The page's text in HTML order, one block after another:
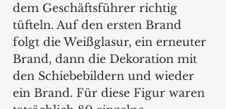
dem Geschäftsführer richtig
tüfteln. Auf den ersten Brand
folgt die Weißglasur, ein erneuter
Brand, dann die Dekoration mit
den Schiebebildern und wieder
ein Brand. Für diese Figur waren